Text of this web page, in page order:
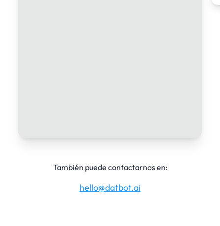
También puede contactarnos en:
hello@datbot.ai